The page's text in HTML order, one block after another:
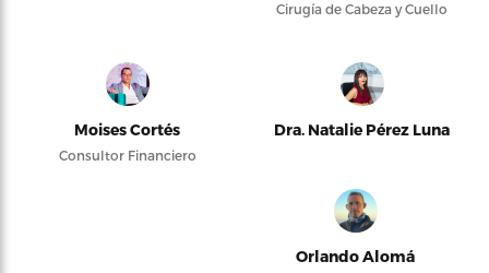
Cirugía de Cabeza y Cuello
Moises Cortés
Consultor Financiero
Dra. Natalie Pérez Luna
Orlando Alomá